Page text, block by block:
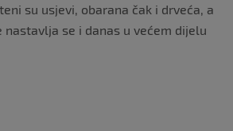
su usjevi, obarana čak i drveća, a
se i danas u većem dijelu